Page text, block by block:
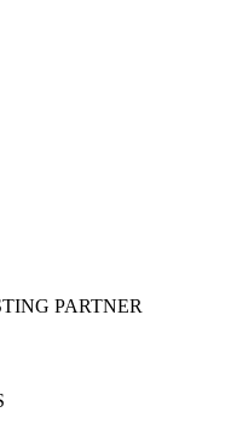
PARTNER